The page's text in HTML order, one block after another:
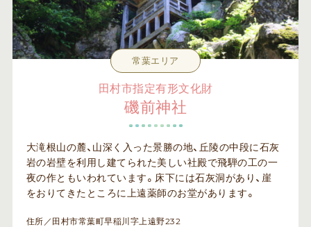
常葉エリア
田村市指定有形文化財
磯前神社
大滝根山の麓、山深く入った景勝の地、丘陵の中段に石灰
岩の岩壁を利用し建てられた美しい社殿で飛騨の工の一
夜の作ともいわれています。床下には石灰洞があり、崖
をおりてきたところに上遠薬師のお堂があります。
住所／田村市常葉町早稲川字上遠野232